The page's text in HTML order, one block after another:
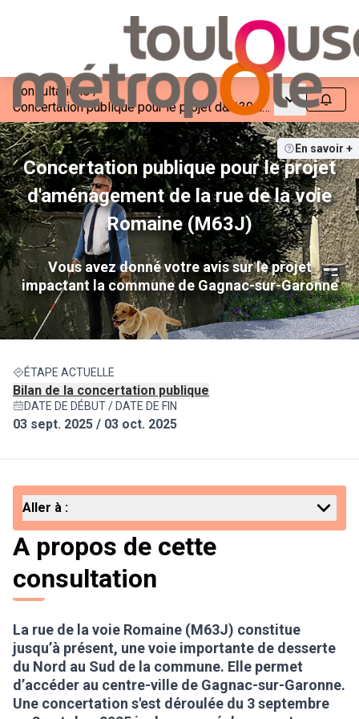
Consultations /
Concertation publique pour le projet d&#39;aménagement de la rue de la voie Romaine (M63J)
Menu Suivre
En savoir +
Concertation publique pour le projet
d'aménagement de la rue de la voie
Romaine (M63J)
Vous avez donné votre avis sur le projet
impactant la commune de Gagnac-sur-Garonne
ÉTAPE ACTUELLE
Bilan de la concertation publique
DATE DE DÉBUT / DATE DE FIN
03 sept. 2025 / 03 oct. 2025
A propos de cette
consultation
La rue de la voie Romaine (M63J) constitue
jusqu’à présent, une voie importante de desserte
du Nord au Sud de la commune. Elle permet
d’accéder au centre-ville de Gagnac-sur-Garonne.
Une concertation s'est déroulée du 3 septembre
Aller à :